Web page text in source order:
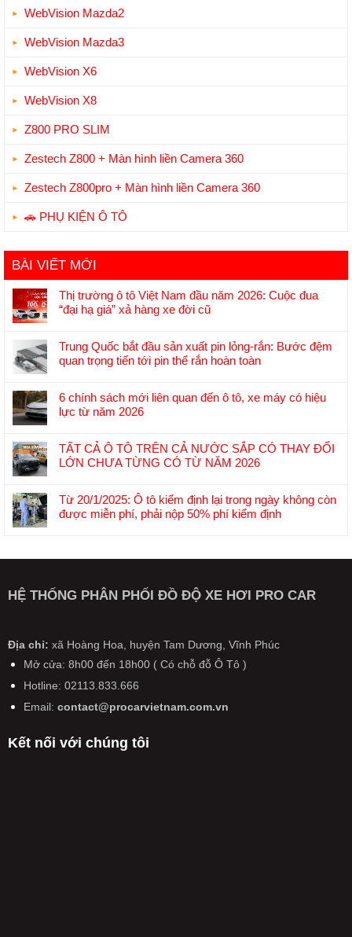
WebVision Mazda2
WebVision Mazda3
WebVision X6
WebVision X8
Z800 PRO SLIM
Zestech Z800 + Màn hình liền Camera 360
Zestech Z800pro + Màn hình liền Camera 360
🚗 PHỤ KIỆN Ô TÔ
BÀI VIẾT MỚI
Thị trường ô tô Việt Nam đầu năm 2026: Cuộc đua
“đại hạ giá” xả hàng xe đời cũ
có
bình
luận
Thị
trường
Việt
Nam
năm
2026:
xả
đời
cũ
Trung Quốc bắt đầu sản xuất pin lỏng-rắn: Bước đệm
quan trọng tiến tới pin thể rắn hoàn toàn
có
bình
luận
Trung
Quốc
sản
xuất
rắn:
đệm
quan
tới
pin
rắn
hoàn
6 chính sách mới liên quan đến ô tô, xe máy có hiệu
lực từ năm 2026
có
bình
6
chính
liên
ô
máy
hiệu
lực
năm
TẤT CẢ Ô TÔ TRÊN CẢ NƯỚC SẮP CÓ THAY ĐỔI
LỚN CHƯA TỪNG CÓ TỪ NĂM 2026
có
bình
luận
TÔ
SẮP
CÓ
ĐỔI
LỚN
TỪNG
CÓ
Từ 20/1/2025: Ô tô kiểm định lại trong ngày không còn
được miễn phí, phải nộp 50% phí kiểm định
bình
ở
Từ
tô
kiểm
định
lại
trong
ngày
còn
HỆ THỐNG PHÂN PHỐI ĐỒ ĐỘ XE HƠI PRO CAR
Địa chỉ: xã Hoàng Hoa, huyện Tam Dương, Vĩnh Phúc
Mở cửa: 8h00 đến 18h00 ( Có chỗ đỗ Ô Tô )
Hotline: 02113.833.666
Email:contact@procarvietnam.com.vn
Kết nối với chúng tôi